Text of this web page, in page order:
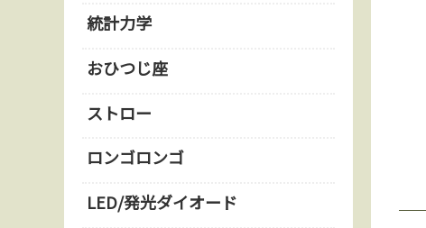
統計力学
おひつじ座
ストロー
ロンゴロンゴ
LED/発光ダイオード